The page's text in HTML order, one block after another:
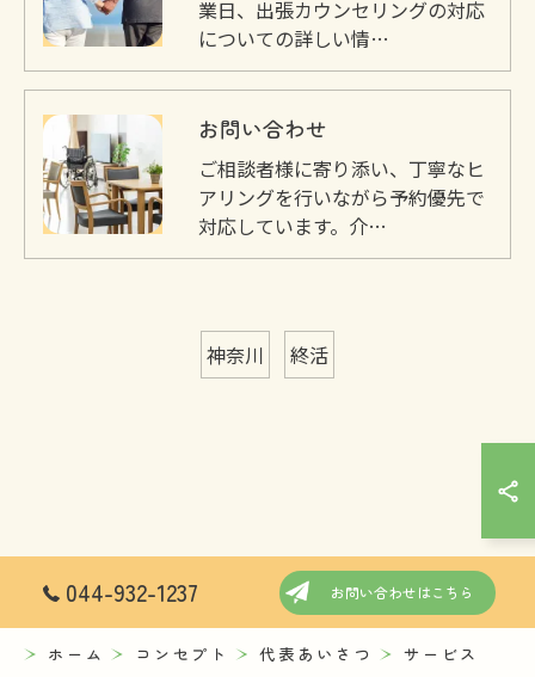
業日、出張カウンセリングの対応
についての詳しい情…
お問い合わせ
ご相談者様に寄り添い、丁寧なヒ
アリングを行いながら予約優先で
対応しています。介…
神奈川 終活
044-932-1237 お問い合わせはこちら
ホーム コンセプト 代表あいさつ サービス